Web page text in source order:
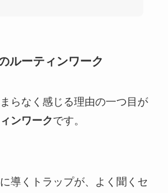
ルーティンワーク
らなく感じる理由の一つ目が
ンワークです。
導くトラップが、よく聞くセ